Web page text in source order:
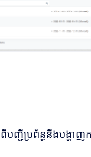
ប្រព័ន្ធនឹងបង្ហាញក